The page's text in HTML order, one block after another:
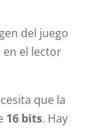
del juego
el lector
que la
16 bits. Hay